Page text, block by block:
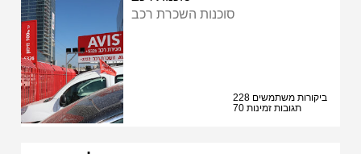
סוכנות השכרת רכב
228 ביקורות משתמשים
70 תגובות זמינות